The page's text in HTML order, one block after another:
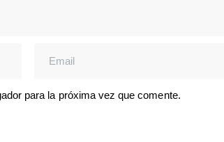
para la próxima vez que comente.